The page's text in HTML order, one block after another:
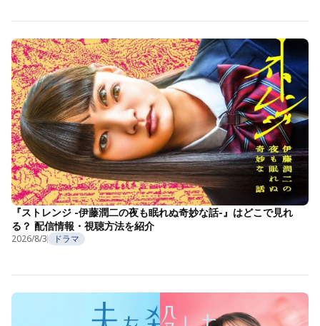
『ストレンジ -伊藤潤二の夜も眠れぬ奇妙な話-』はどこで見れ
る？ 配信情報・視聴方法を紹介
2026/8/3 ドラマ